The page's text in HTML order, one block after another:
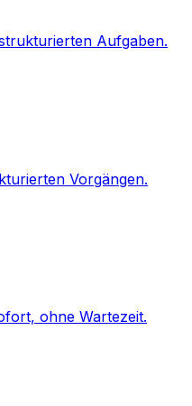
Aufgaben.
Vorgängen.
ohne Wartezeit.